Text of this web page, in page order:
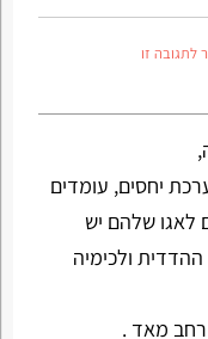
לתגובה זו
יחסים, עומדים
לאגו שלהם יש
ולכימיה
רחב מאד .